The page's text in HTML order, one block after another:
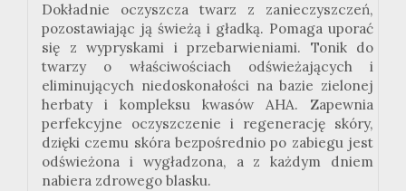
Dokładnie oczyszcza twarz z zanieczyszczeń,
pozostawiając ją świeżą i gładką. Pomaga uporać
się z wypryskami i przebarwieniami. Tonik do
twarzy o właściwościach odświeżających i
eliminujących niedoskonałości na bazie zielonej
herbaty i kompleksu kwasów AHA. Zapewnia
perfekcyjne oczyszczenie i regenerację skóry,
dzięki czemu skóra bezpośrednio po zabiegu jest
odświeżona i wygładzona, a z każdym dniem
nabiera zdrowego blasku.